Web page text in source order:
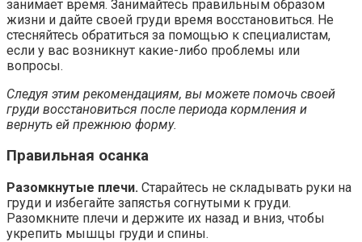
занимает время. Занимайтесь правильным образом
жизни и дайте своей груди время восстановиться. Не
стесняйтесь обратиться за помощью к специалистам,
если у вас возникнут какие-либо проблемы или
вопросы.
Следуя этим рекомендациям, вы можете помочь своей
груди восстановиться после периода кормления и
вернуть ей прежнюю форму.
Правильная осанка
Разомкнутые плечи. Старайтесь не складывать руки на
груди и избегайте запястья согнутыми к груди.
Разомкните плечи и держите их назад и вниз, чтобы
укрепить мышцы груди и спины.